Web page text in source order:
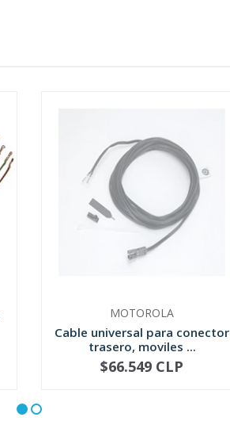
MOTOROLA
Cable universal para conector
trasero, moviles ...
NO DISPONIBLE
$66.549 CLP